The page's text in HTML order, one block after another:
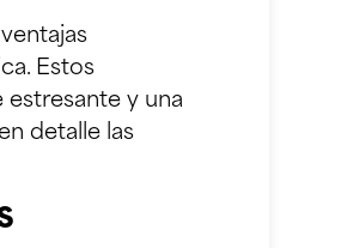
Estos
y una
detalle las